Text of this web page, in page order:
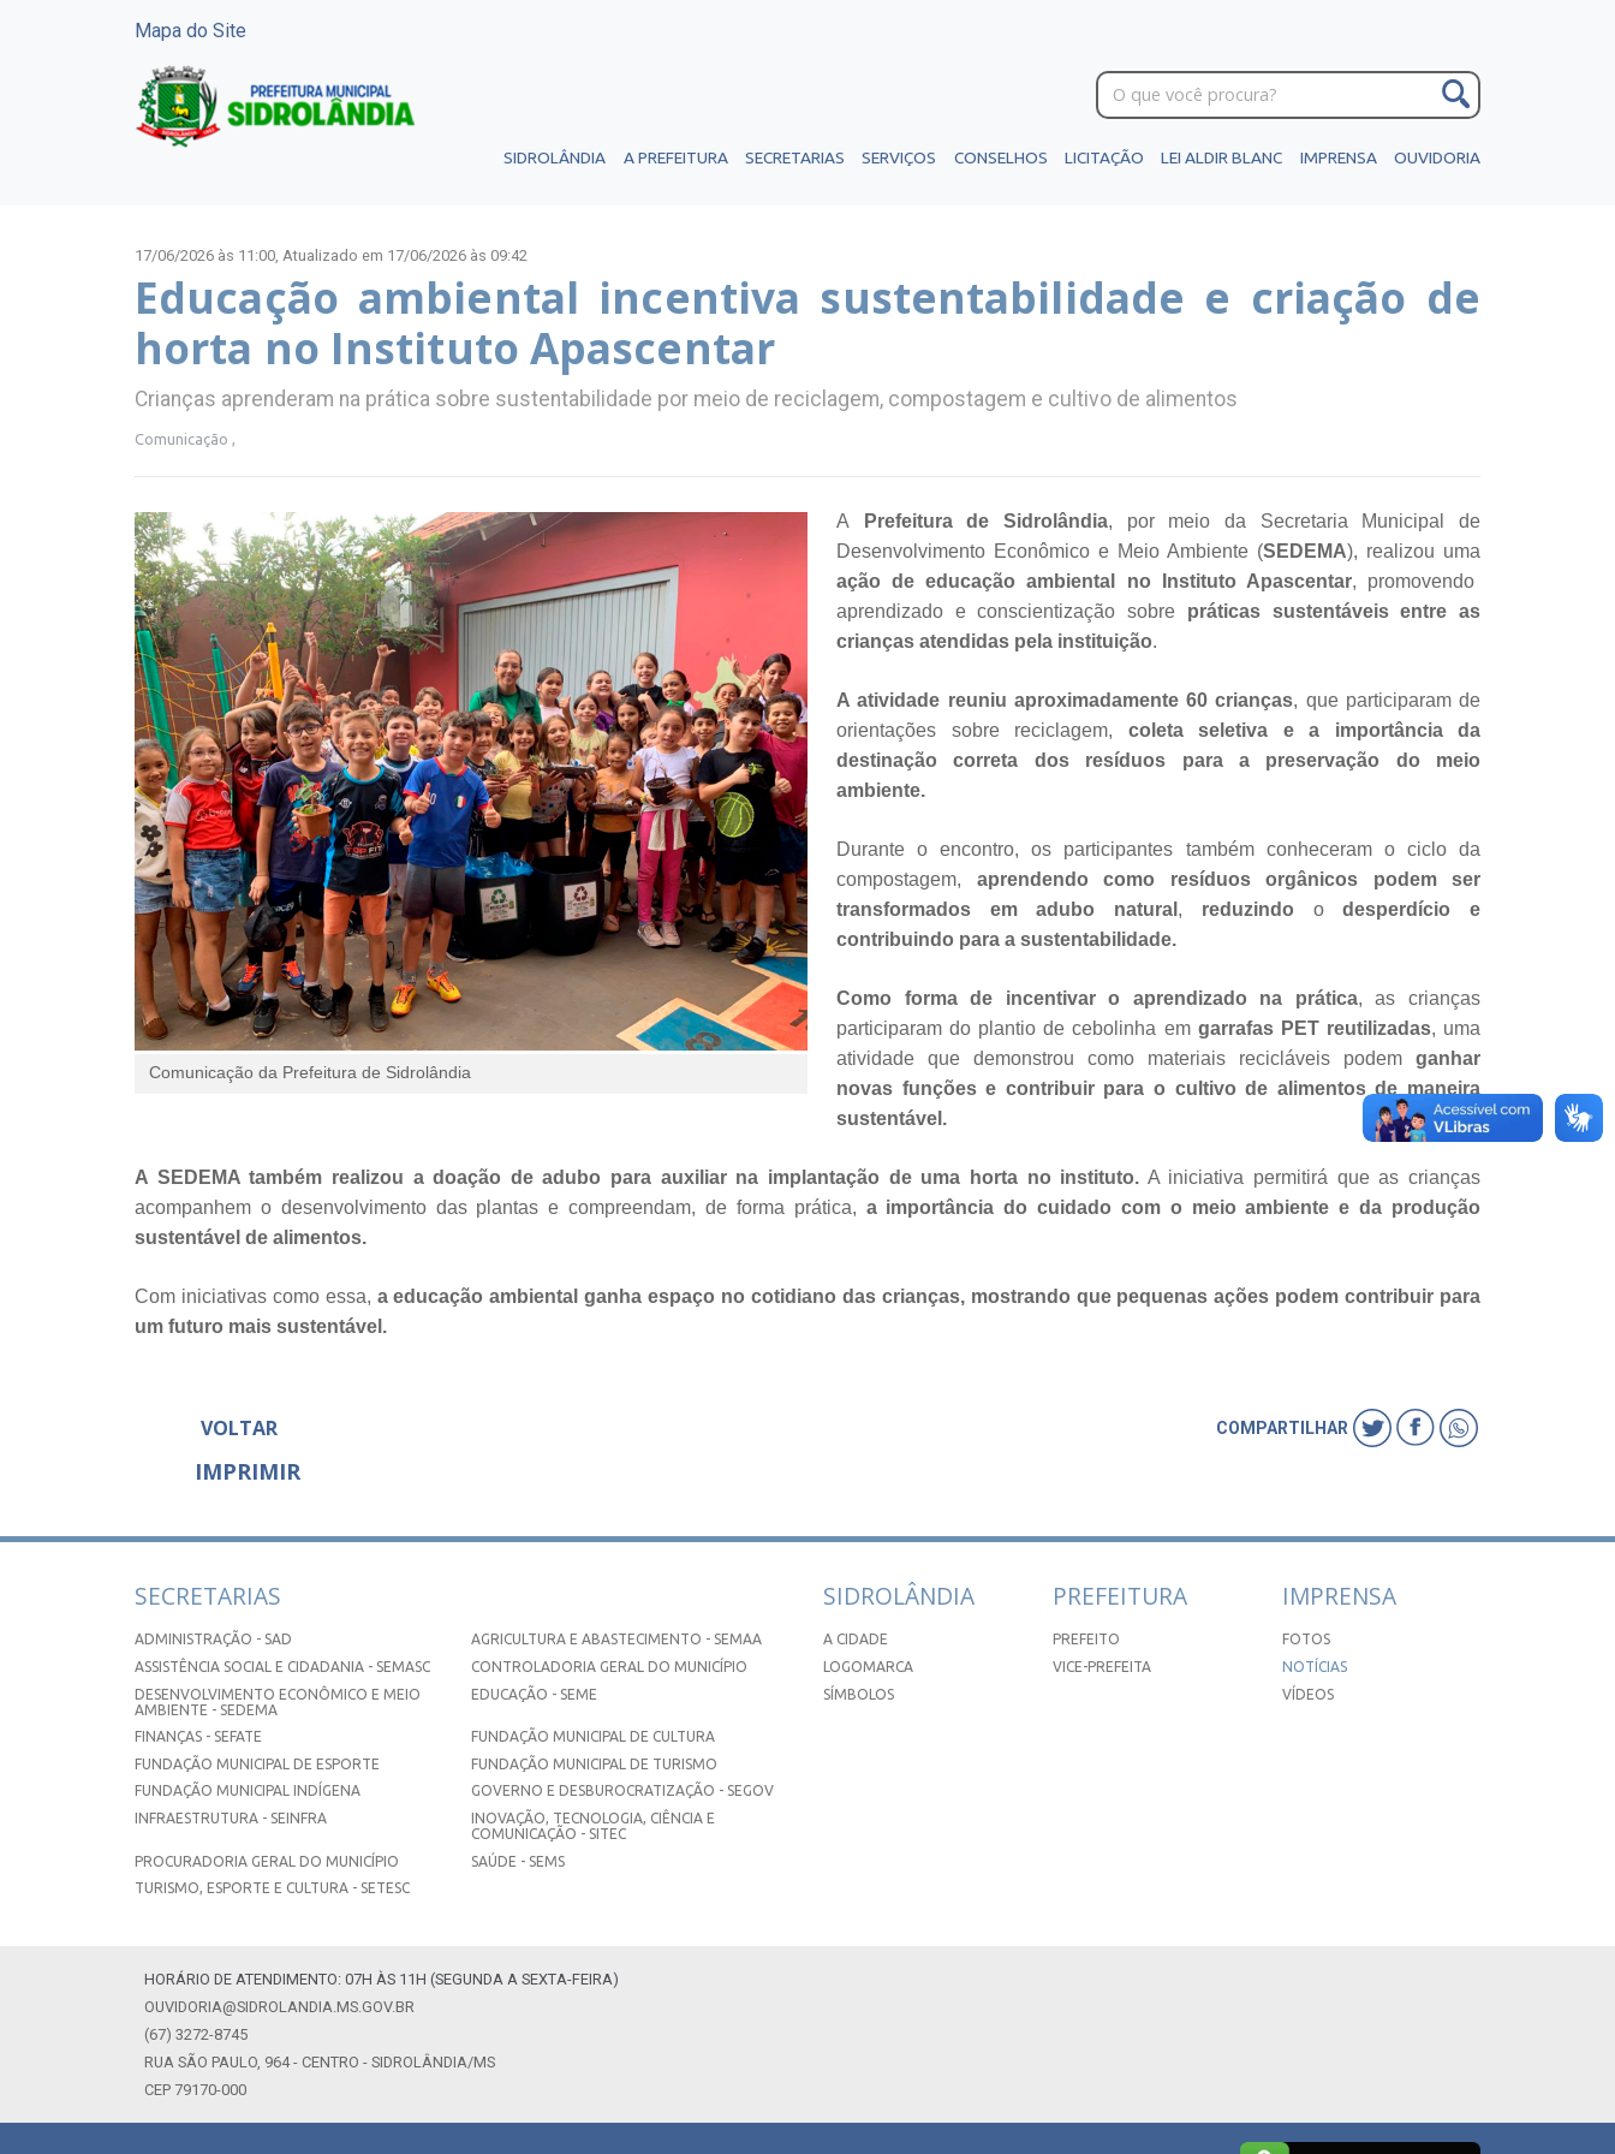
Mapa do Site
SIDROLÂNDIA A PREFEITURA SECRETARIAS SERVIÇOS CONSELHOS LICITAÇÃO LEI ALDIR BLANC IMPRENSA OUVIDORIA
17/06/2026 às 11:00, Atualizado em 17/06/2026 às 09:42
Educação ambiental incentiva sustentabilidade e criação de
horta no Instituto Apascentar
Crianças aprenderam na prática sobre sustentabilidade por meio de reciclagem, compostagem e cultivo de alimentos
Comunicação ,
Comunicação da Prefeitura de Sidrolândia
A Prefeitura de Sidrolândia, por meio da Secretaria Municipal de
Desenvolvimento Econômico e Meio Ambiente (SEDEMA), realizou uma
ação de educação ambiental no Instituto Apascentar, promovendo
aprendizado e conscientização sobre práticas sustentáveis entre as
crianças atendidas pela instituição.
A atividade reuniu aproximadamente 60 crianças, que participaram de
orientações sobre reciclagem, coleta seletiva e a importância da
destinação correta dos resíduos para a preservação do meio
ambiente.
Durante o encontro, os participantes também conheceram o ciclo da
compostagem, aprendendo como resíduos orgânicos podem ser
transformados em adubo natural , reduzindo odesperdício e
contribuindo para a sustentabilidade.
Como forma de incentivar o aprendizado na prática, as crianças
participaram do plantio de cebolinha emgarrafas PET reutilizadas, uma
atividade que demonstrou como materiais recicláveis podem ganhar
novas funções e contribuir para o cultivo de alimentos de maneira
sustentável.
A SEDEMA também realizou a doação de adubo para auxiliar na implantação de uma horta no instituto. A iniciativa permitirá que as crianças
acompanhem o desenvolvimento das plantas e compreendam, de forma prática, a importância do cuidado com o meio ambiente e da produção
sustentável de alimentos.
Com iniciativas como essa, a educação ambiental ganha espaço no cotidiano das crianças, mostrando que pequenas ações podem contribuir para
um futuro mais sustentável.
VOLTAR
IMPRIMIR
COMPARTILHAR
SECRETARIAS
ADMINISTRAÇÃO - SAD
AGRICULTURA E ABASTECIMENTO - SEMAA
ASSISTÊNCIA SOCIAL E CIDADANIA - SEMASC
CONTROLADORIA GERAL DO MUNICÍPIO
DESENVOLVIMENTO ECONÔMICO E MEIO
AMBIENTE - SEDEMA
EDUCAÇÃO - SEME
FINANÇAS - SEFATE
FUNDAÇÃO MUNICIPAL DE CULTURA
FUNDAÇÃO MUNICIPAL DE ESPORTE
FUNDAÇÃO MUNICIPAL DE TURISMO
FUNDAÇÃO MUNICIPAL INDÍGENA
GOVERNO E DESBUROCRATIZAÇÃO - SEGOV
INFRAESTRUTURA - SEINFRA
INOVAÇÃO, TECNOLOGIA, CIÊNCIA E
COMUNICAÇÃO - SITEC
PROCURADORIA GERAL DO MUNICÍPIO
SAÚDE - SEMS
TURISMO, ESPORTE E CULTURA - SETESC
SIDROLÂNDIA
A CIDADE
LOGOMARCA
SÍMBOLOS
PREFEITURA
PREFEITO
VICE-PREFEITA
IMPRENSA
FOTOS
NOTÍCIAS
VÍDEOS
HORÁRIO DE ATENDIMENTO: 07H ÀS 11H (SEGUNDA A SEXTA-FEIRA)
OUVIDORIA@SIDROLANDIA.MS.GOV.BR
(67) 3272-8745
RUA SÃO PAULO, 964 - CENTRO - SIDROLÂNDIA/MS
CEP 79170-000